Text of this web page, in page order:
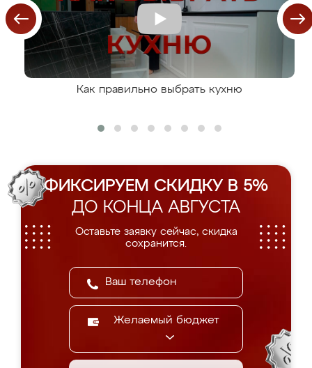
Как правильно выбрать кухню
ФИКСИРУЕМ СКИДКУ В 5%
ДО КОНЦА АВГУСТА
Оставьте заявку сейчас, скидка
сохранится.
Желаемый бюджет